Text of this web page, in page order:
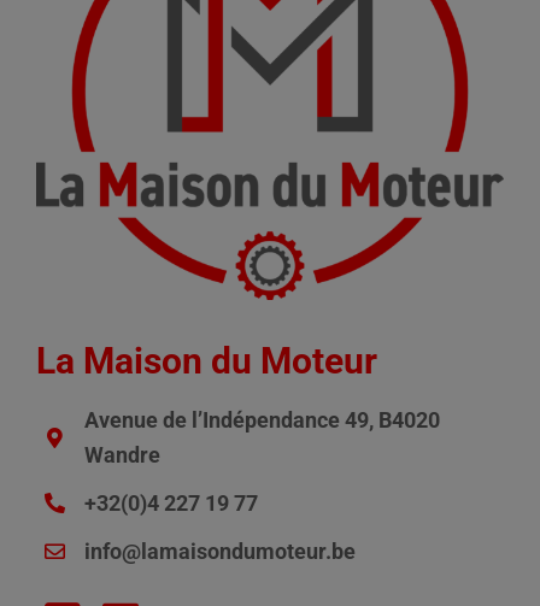
La Maison du Moteur
Avenue de l’Indépendance 49, B4020
Wandre
+32(0)4 227 19 77
info@lamaisondumoteur.be